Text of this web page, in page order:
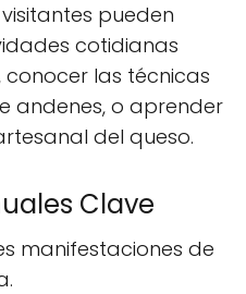
visitantes pueden
cotidianas
las técnicas
andenes, o aprender
del queso.
Clave
manifestaciones de